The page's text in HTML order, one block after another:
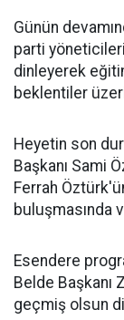
Günün
parti
dinleyerek
beklentiler
Heyetin son
Başkanı Sami
Ferrah
buluşmasında
Esendere
Belde
geçmiş olsun